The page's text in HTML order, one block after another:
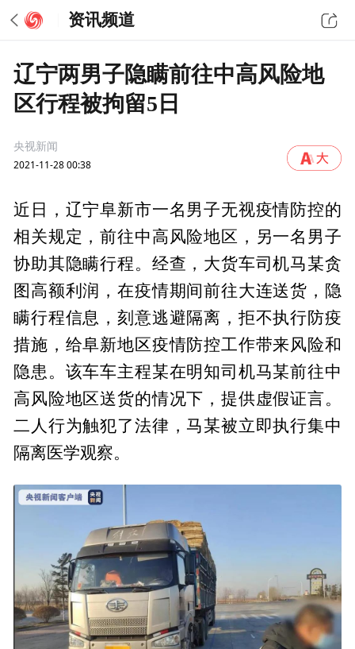
资讯频道
辽宁两男子隐瞒前往中高风险地
区行程被拘留5日
央视新闻
2021-11-28 00:38
近日，辽宁阜新市一名男子无视疫情防控的
相关规定，前往中高风险地区，另一名男子
协助其隐瞒行程。经查，大货车司机马某贪
图高额利润，在疫情期间前往大连送货，隐
瞒行程信息，刻意逃避隔离，拒不执行防疫
措施，给阜新地区疫情防控工作带来风险和
隐患。该车车主程某在明知司机马某前往中
高风险地区送货的情况下，提供虚假证言。
二人行为触犯了法律，马某被立即执行集中
隔离医学观察。